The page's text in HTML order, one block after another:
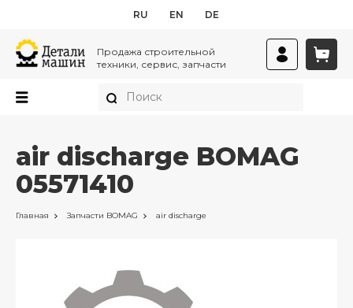
RU EN DE
Продажа строительной
техники, сервис, запчасти
air discharge BOMAG
05571410
Главная Запчасти BOMAG air discharge